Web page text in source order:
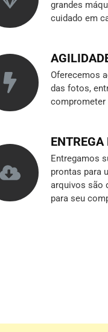
grandes
cuidado em
Oferecemos
das fotos,
comprometer
Entregamos
prontas para
arquivos são
para seu